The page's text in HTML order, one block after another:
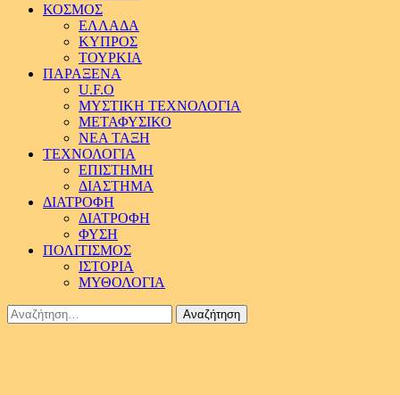
ΚΟΣΜΟΣ
ΕΛΛΑΔΑ
ΚΥΠΡΟΣ
ΤΟΥΡΚΙΑ
ΠΑΡΑΞΕΝΑ
U.F.O
ΜΥΣΤΙΚΗ ΤΕΧΝΟΛΟΓΙΑ
ΜΕΤΑΦΥΣΙΚΟ
ΝΕΑ ΤΑΞΗ
ΤΕΧΝΟΛΟΓΙΑ
ΕΠΙΣΤΗΜΗ
ΔΙΑΣΤΗΜΑ
ΔΙΑΤΡΟΦΗ
ΔΙΑΤΡΟΦΗ
ΦΥΣΗ
ΠΟΛΙΤΙΣΜΟΣ
ΙΣΤΟΡΙΑ
ΜΥΘΟΛΟΓΙΑ
Αναζήτηση
για: